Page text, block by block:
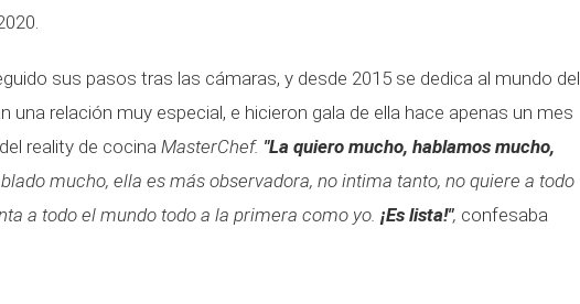
sus pasos tras las cámaras, y desde 2015 se dedica al mundo del
una relación muy especial, e hicieron gala de ella hace apenas un mes
reality de cocina MasterChef. "La quiero mucho, hablamos mucho,
mucho, ella es más observadora, no intima tanto, no quiere a todo
a todo el mundo todo a la primera como yo. ¡Es lista!", confesaba